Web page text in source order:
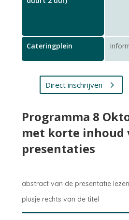
Cateringplein
Direct inschrijven
Programma 8
met korte inhoud
presentaties
abstract van de presentatie
plusje rechts van de titel